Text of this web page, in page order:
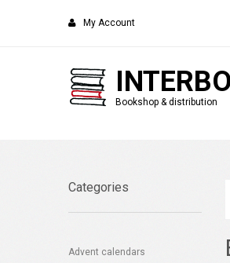
My Account
Bookshop & distribution
Categories
Advent calendars